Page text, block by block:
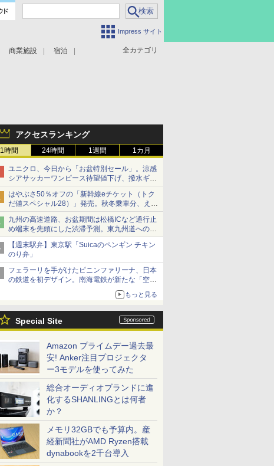
Impress サイト
全カテゴリ
商業施設 宿泊
アクセスランキング
1時間 24時間 1週間 1カ月
ユニクロ、今日から「お盆特別セール」。涼感
シアサッカーワンピース待望値下げ、撥水ギア
ショーツは1990円に
はやぶさ50％オフの「新幹線eチケット（トク
だ値スペシャル28）」発売。秋冬乗車分、えき
ねっと限定
九州の高速道路、お盆期間は松橋ICなど通行止
め端末を先頭にした渋滞予測。東九州道への迂
回は料金調整を実施
【週末駅弁】東京駅「Suicaのペンギン チキン
のり弁」
フェラーリを手がけたピニンファリーナ、日本
の鉄道を初デザイン。南海電鉄が新たな「空港
もっと見る
Special Site
Amazon プライムデー過去最
安! Anker注目プロジェクタ
ー3モデルを使ってみた
総合オーディオブランドに進
化するSHANLINGとは何者
か？
メモリ32GBでも予算内。産
経新聞社がAMD Ryzen搭載
dynabookを2千台導入